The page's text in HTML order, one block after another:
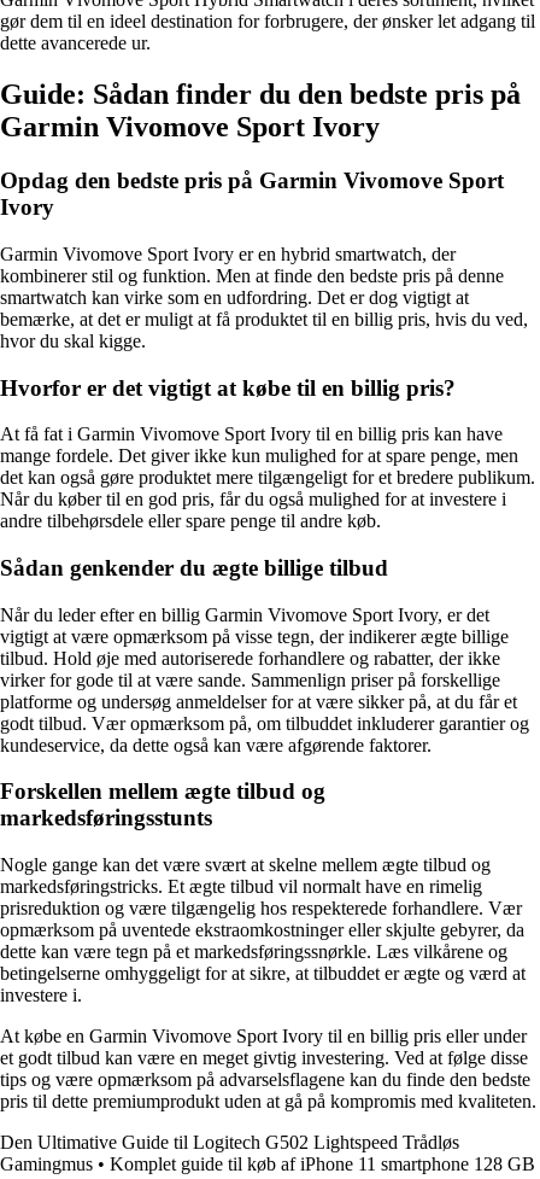
gør dem til en ideel destination for forbrugere, der ønsker let adgang til
dette avancerede ur.
Guide: Sådan finder du den bedste pris på
Garmin Vivomove Sport Ivory
Opdag den bedste pris på Garmin Vivomove Sport
Ivory
Garmin Vivomove Sport Ivory er en hybrid smartwatch, der
kombinerer stil og funktion. Men at finde den bedste pris på denne
smartwatch kan virke som en udfordring. Det er dog vigtigt at
bemærke, at det er muligt at få produktet til en billig pris, hvis du ved,
hvor du skal kigge.
Hvorfor er det vigtigt at købe til en billig pris?
At få fat i Garmin Vivomove Sport Ivory til en billig pris kan have
mange fordele. Det giver ikke kun mulighed for at spare penge, men
det kan også gøre produktet mere tilgængeligt for et bredere publikum.
Når du køber til en god pris, får du også mulighed for at investere i
andre tilbehørsdele eller spare penge til andre køb.
Sådan genkender du ægte billige tilbud
Når du leder efter en billig Garmin Vivomove Sport Ivory, er det
vigtigt at være opmærksom på visse tegn, der indikerer ægte billige
tilbud. Hold øje med autoriserede forhandlere og rabatter, der ikke
virker for gode til at være sande. Sammenlign priser på forskellige
platforme og undersøg anmeldelser for at være sikker på, at du får et
godt tilbud. Vær opmærksom på, om tilbuddet inkluderer garantier og
kundeservice, da dette også kan være afgørende faktorer.
Forskellen mellem ægte tilbud og
markedsføringsstunts
Nogle gange kan det være svært at skelne mellem ægte tilbud og
markedsføringstricks. Et ægte tilbud vil normalt have en rimelig
prisreduktion og være tilgængelig hos respekterede forhandlere. Vær
opmærksom på uventede ekstraomkostninger eller skjulte gebyrer, da
dette kan være tegn på et markedsføringssnørkle. Læs vilkårene og
betingelserne omhyggeligt for at sikre, at tilbuddet er ægte og værd at
investere i.
At købe en Garmin Vivomove Sport Ivory til en billig pris eller under
et godt tilbud kan være en meget givtig investering. Ved at følge disse
tips og være opmærksom på advarselsflagene kan du finde den bedste
pris til dette premiumprodukt uden at gå på kompromis med kvaliteten.
Den Ultimative Guide til Logitech G502 Lightspeed Trådløs
Gamingmus • Komplet guide til køb af iPhone 11 smartphone 128 GB